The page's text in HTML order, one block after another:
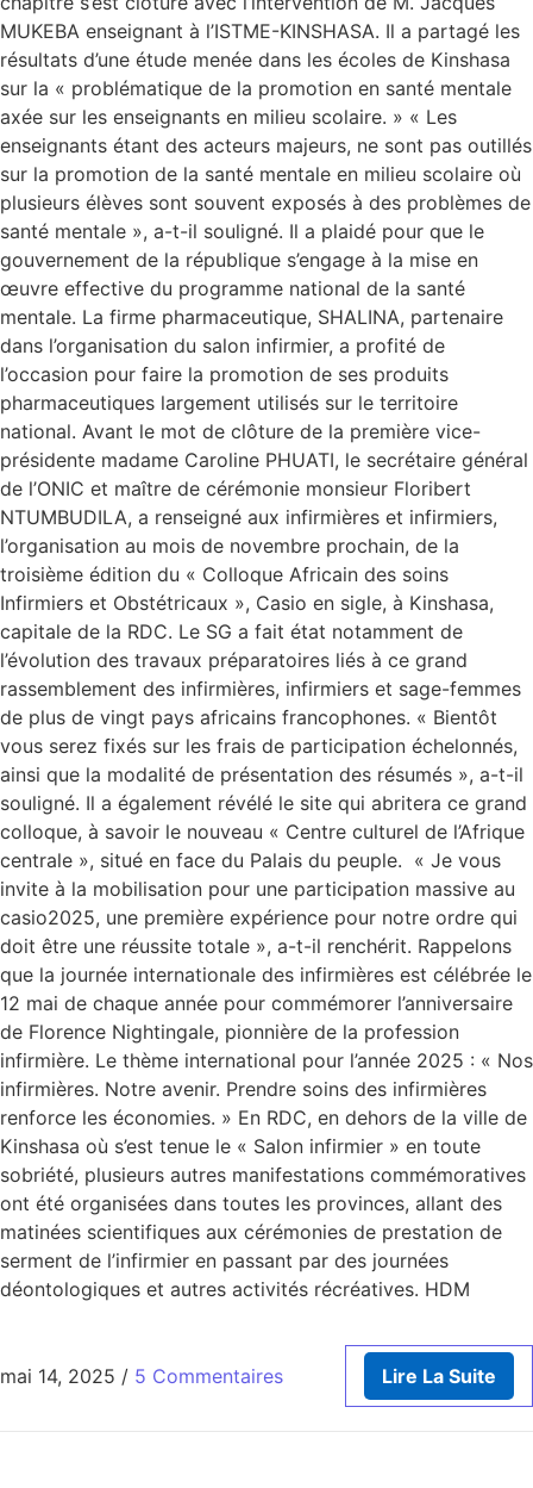
MUKEBA enseignant à l’ISTME-KINSHASA. Il a partagé les
résultats d’une étude menée dans les écoles de Kinshasa
sur la « problématique de la promotion en santé mentale
axée sur les enseignants en milieu scolaire. » « Les
enseignants étant des acteurs majeurs, ne sont pas outillés
sur la promotion de la santé mentale en milieu scolaire où
plusieurs élèves sont souvent exposés à des problèmes de
santé mentale », a-t-il souligné. Il a plaidé pour que le
gouvernement de la république s’engage à la mise en
œuvre effective du programme national de la santé
mentale. La firme pharmaceutique, SHALINA, partenaire
dans l’organisation du salon infirmier, a profité de
l’occasion pour faire la promotion de ses produits
pharmaceutiques largement utilisés sur le territoire
national. Avant le mot de clôture de la première vice-
présidente madame Caroline PHUATI, le secrétaire général
de l’ONIC et maître de cérémonie monsieur Floribert
NTUMBUDILA, a renseigné aux infirmières et infirmiers,
l’organisation au mois de novembre prochain, de la
troisième édition du « Colloque Africain des soins
Infirmiers et Obstétricaux », Casio en sigle, à Kinshasa,
capitale de la RDC. Le SG a fait état notamment de
l’évolution des travaux préparatoires liés à ce grand
rassemblement des infirmières, infirmiers et sage-femmes
de plus de vingt pays africains francophones. « Bientôt
vous serez fixés sur les frais de participation échelonnés,
ainsi que la modalité de présentation des résumés », a-t-il
souligné. Il a également révélé le site qui abritera ce grand
colloque, à savoir le nouveau « Centre culturel de l’Afrique
centrale », situé en face du Palais du peuple. « Je vous
invite à la mobilisation pour une participation massive au
casio2025, une première expérience pour notre ordre qui
doit être une réussite totale », a-t-il renchérit. Rappelons
que la journée internationale des infirmières est célébrée le
12 mai de chaque année pour commémorer l’anniversaire
de Florence Nightingale, pionnière de la profession
infirmière. Le thème international pour l’année 2025 : « Nos
infirmières. Notre avenir. Prendre soins des infirmières
renforce les économies. » En RDC, en dehors de la ville de
Kinshasa où s’est tenue le « Salon infirmier » en toute
sobriété, plusieurs autres manifestations commémoratives
ont été organisées dans toutes les provinces, allant des
matinées scientifiques aux cérémonies de prestation de
serment de l’infirmier en passant par des journées
déontologiques et autres activités récréatives. HDM
mai 14, 2025 / 5 Commentaires Lire La Suite